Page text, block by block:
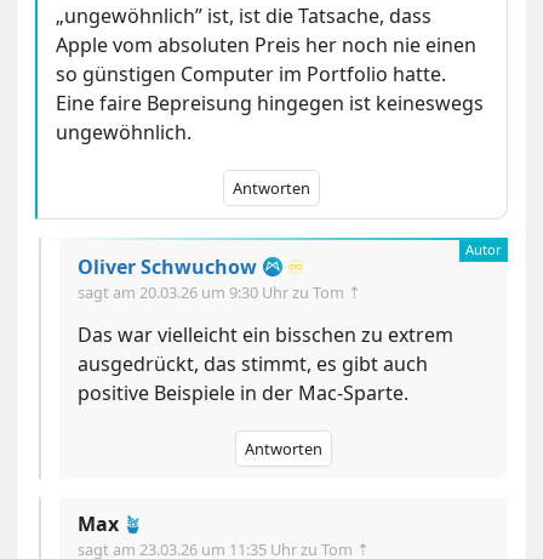
„ungewöhnlich” ist, ist die Tatsache, dass
Apple vom absoluten Preis her noch nie einen
so günstigen Computer im Portfolio hatte.
Eine faire Bepreisung hingegen ist keineswegs
ungewöhnlich.
Antworten
Oliver Schwuchow ♾️
sagt am20.03.26 um 9:30 Uhrzu Tom ⇡
Das war vielleicht ein bisschen zu extrem
ausgedrückt, das stimmt, es gibt auch
positive Beispiele in der Mac-Sparte.
Antworten
Max 🪴
sagt am23.03.26 um 11:35 Uhrzu Tom ⇡